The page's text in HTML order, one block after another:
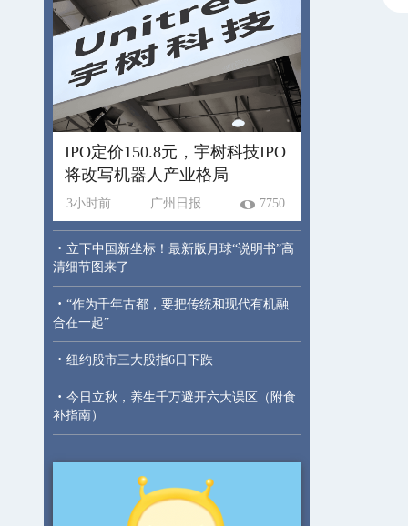
IPO定价150.8元，宇树科技IPO
将改写机器人产业格局
3小时前 广州日报 7750
· 立下中国新坐标！最新版月球“说明书”高
清细节图来了
· “作为千年古都，要把传统和现代有机融
合在一起”
· 纽约股市三大股指6日下跌
· 今日立秋，养生千万避开六大误区（附食
补指南）